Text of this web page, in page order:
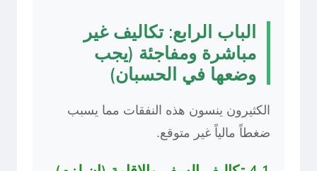
الباب الرابع: تكاليف غير
مباشرة ومفاجئة (يجب
وضعها في الحسبان)
الكثيرون ينسون هذه النفقات مما يسبب
ضغطاً مالياً غير متوقع.